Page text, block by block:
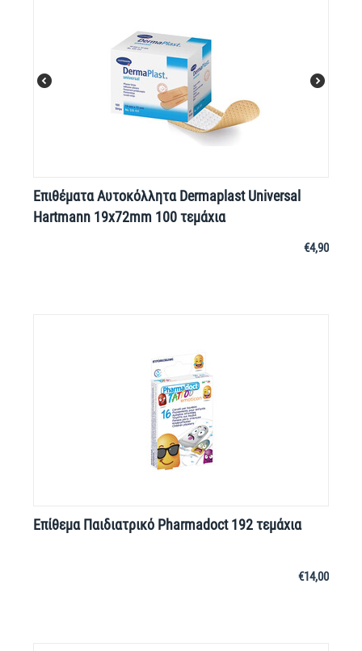
Επιθέματα Aυτοκόλλητα Dermaplast Universal
Hartmann 19x72mm 100 τεμάχια
€4,90
Επίθεμα Παιδιατρικό Pharmadoct 192 τεμάχια
€14,00